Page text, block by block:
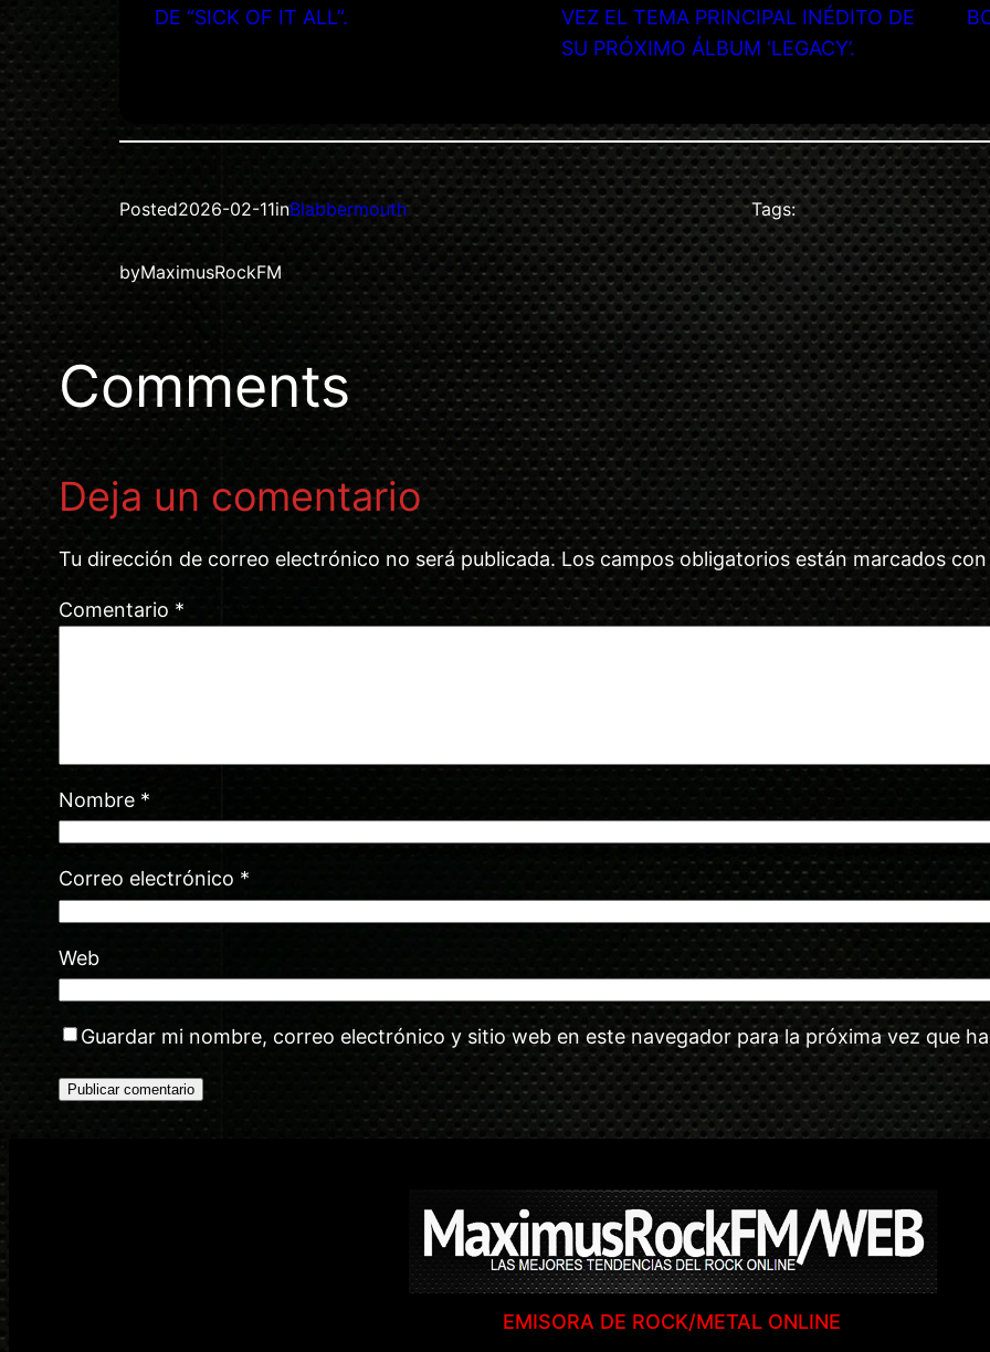
DE “SICK OF IT ALL”.
VEZ EL TEMA PRINCIPAL INÉDITO DE
SU PRÓXIMO ÁLBUM ‘LEGACY’.
Posted2026-02-11inBlabbermouth
byMaximusRockFM
Tags:
Comments
Deja un comentario
Tu dirección de correo electrónico no será publicada. Los campos obligatorios están marcados
Comentario *
Nombre *
Correo electrónico *
Web
Guardar mi nombre, correo electrónico y sitio web en este navegador para la próxima vez que
EMISORA DE ROCK/METAL ONLINE